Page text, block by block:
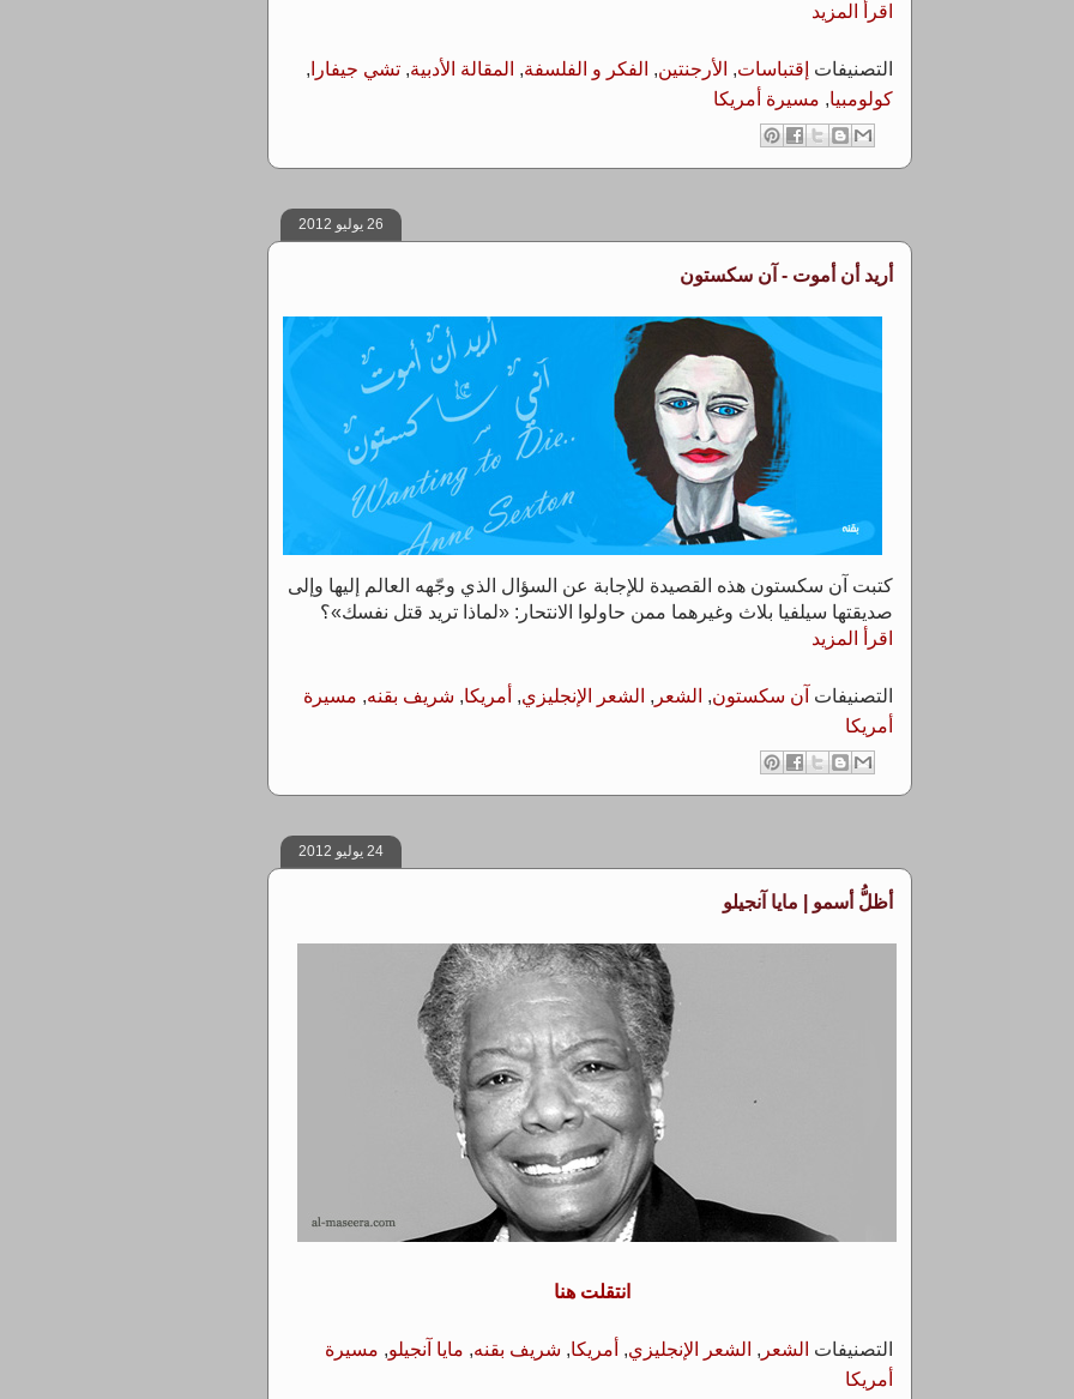
اقرأ المزيد
التصنيفات إقتباسات, الأرجنتين, الفكر و الفلسفة, المقالة الأدبية, تشي جيفارا ,
كولومبيا, مسيرة أمريكا
26 يوليو 2012
أريد أن أموت - آن سكستون
كتبت آن سكستون هذه القصيدة للإجابة عن السؤال الذي وجّهه العالم إليها وإلى
صديقتها سيلفيا بلاث وغيرهما ممن حاولوا الانتحار: «لماذا تريد قتل نفسك»؟
اقرأ المزيد
التصنيفات آن سكستون, الشعر , الشعر الإنجليزي, أمريكا, شريف بقنه, مسيرة
أمريكا
24 يوليو 2012
أظلُّ أسمو | مايا آنجيلو
انتقلت هنا
التصنيفات الشعر , الشعر الإنجليزي, أمريكا, شريف بقنه, مايا آنجيلو, مسيرة
أمريكا